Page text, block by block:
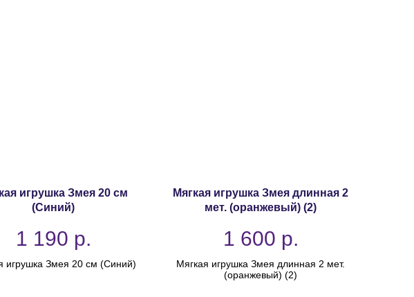
игрушка Змея 20 см
(Синий)
1 190 р.
игрушка Змея 20 см (Синий)
Мягкая игрушка Змея длинная 2
мет. (оранжевый) (2)
1 600 р.
Мягкая игрушка Змея длинная 2 мет.
(оранжевый) (2)